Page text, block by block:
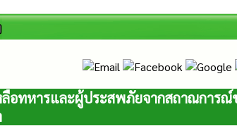
ลือทหารและผู้ประสพภัยจากสถาณการ